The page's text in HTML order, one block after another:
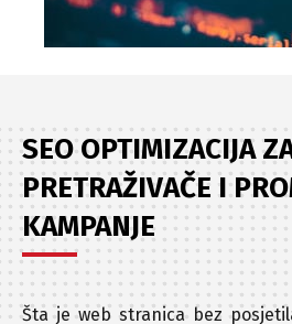
SEO OPTIMIZACIJA
PRETRAŽIVAČE I
KAMPANJE
Šta je web stranica bez